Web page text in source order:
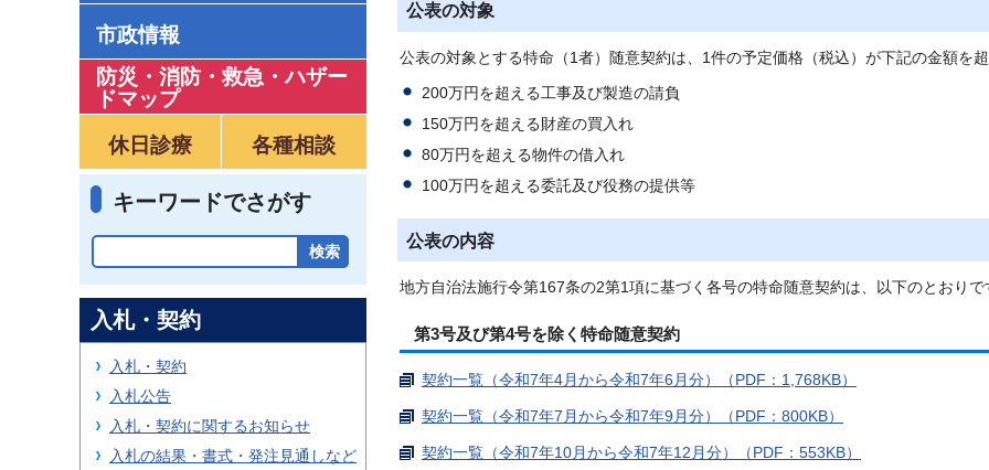
市政情報
防災・消防・救急 ・ハザー
ドマップ
休日診療
各種相談
キーワードでさがす
公表の対象
公表の対象とする特命（1者）随意契約は、1件の予定価格（税込）が下記の金額を超
200万円を超える工事及び製造の請負
150万円を超える財産の買入れ
80万円を超える物件の借入れ
100万円を超える委託及び役務の提供等
公表の内容
地方自治法施行令第167条の2第1項に基づく各号の特命随意契約は、以下のとおりで
第3号及び第4号を除く特命随意契約
契約一覧（令和7年4月から令和7年6月分）（PDF：1,768KB）
契約一覧（令和7年7月から令和7年9月分）（PDF：800KB）
契約一覧（令和7年10月から令和7年12月分）（PDF：553KB）
入札・契約
入札・契約
入札公告
入札・契約に関するお知らせ
入札の結果・書式・発注見通しなど